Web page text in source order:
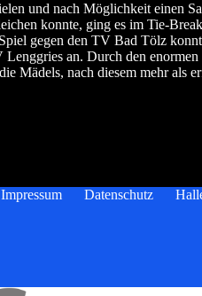
und nach Möglichkeit einen
konnte, ging es im Tie-
gegen den TV Bad Tölz
an. Durch den
Mädels, nach diesem mehr als
Impressum Datenschutz